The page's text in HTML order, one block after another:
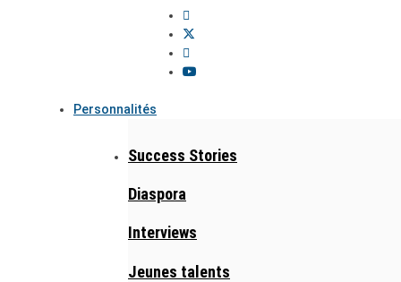
Personnalités
Success Stories
Diaspora
Interviews
Jeunes talents